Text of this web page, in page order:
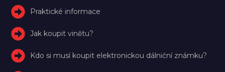
Praktické informace
Jak koupit vinětu?
Kdo si musí koupit elektronickou dálniční známku?